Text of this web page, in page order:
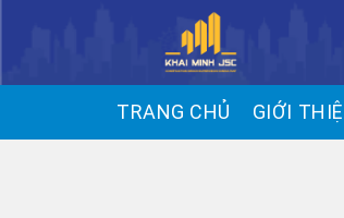
TRANG CHỦ GIỚI